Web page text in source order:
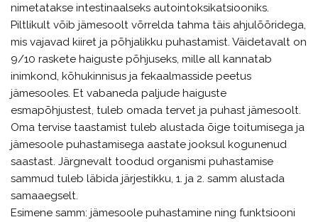
nimetatakse intestinaalseks autointoksikatsiooniks.
Piltlikult võib jämesoolt võrrelda tahma täis ahjulõõridega,
mis vajavad kiiret ja põhjalikku puhastamist. Väidetavalt on
9/10 raskete haiguste põhjuseks, mille all kannatab
inimkond, kõhukinnisus ja fekaalmasside peetus
jämesooles. Et vabaneda paljude haiguste
esmapõhjustest, tuleb omada tervet ja puhast jämesoolt.
Oma tervise taastamist tuleb alustada õige toitumisega ja
jämesoole puhastamisega aastate jooksul kogunenud
saastast. Järgnevalt toodud organismi puhastamise
sammud tuleb läbida järjestikku, 1. ja 2. samm alustada
samaaegselt.
Esimene samm: jämesoole puhastamine ning funktsiooni